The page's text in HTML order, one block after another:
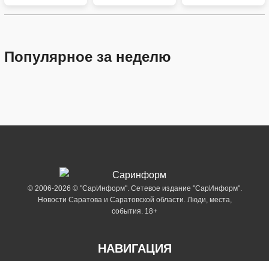
Популярное за неделю
© 2006-2026 © "СарИнформ". Сетевое издание "СарИнформ".
Новости Саратова и Саратовской области. Люди, места,
события. 18+
НАВИГАЦИЯ